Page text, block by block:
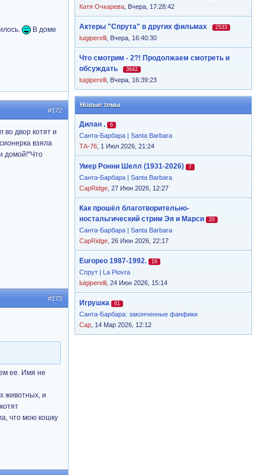
Катя Очкарева Вчера, 17:28:42
Актеры "Спрута" в других фильмах 2533
luigiperelli Вчера, 16:40:30
Что смотрим - 2?! Продолжаем смотреть и
обсуждать
3642
luigiperelli Вчера, 16:39:23
Новые темы
Дилан . 6
Санта-Барбара | Santa Barbara
ТА-76 , 1 Июл 2026, 21:24
Умер Ронни Шелл (1931-2026) 7
Санта-Барбара | Santa Barbara
CapRidge , 27 Июн 2026, 12:27
Как прошёл благотворительно-
ностальгический стрим Эя и Марси
20
Санта-Барбара | Santa Barbara
CapRidge , 26 Июн 2026, 22:17
Europeo 1987-1992. 16
Спрут | La Piovra
luigiperelli , 24 Июн 2026, 15:14
Игрушка 61
Санта-Барбара: законченные фанфики
Cap , 14 Мар 2026, 12:12
В доме
#172
во двор котят и
взяла
домой!''Что
#173
ее. Имя не
животных, и
что мою кошку